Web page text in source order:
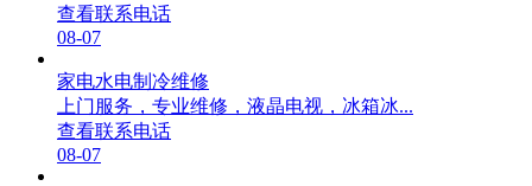
查看联系电话
08-07
家电水电制冷维修
上门服务，专业维修，液晶电视，冰箱冰...
查看联系电话
08-07